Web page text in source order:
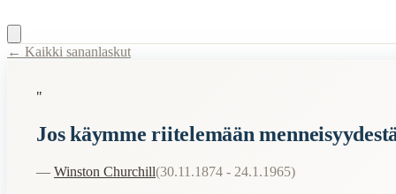
Description:Tämä sananlasku tarkoittaa, että jos käytämme
Related Topics
← Kaikki sananlaskut
"
Jos käymme riitelemään
— Winston Churchill(30.11.1874 - 24.1.1965)